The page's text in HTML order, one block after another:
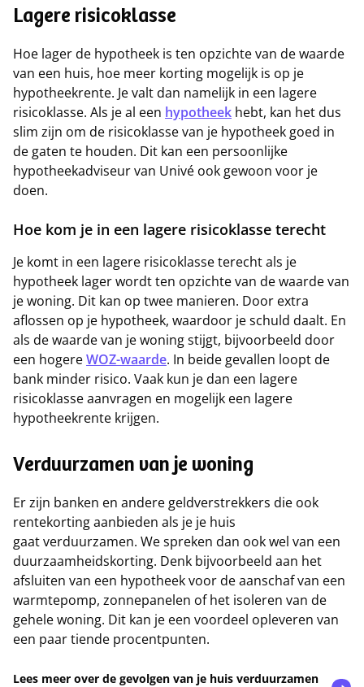
Lagere risicoklasse
Hoe lager de hypotheek is ten opzichte van de waarde
van een huis, hoe meer korting mogelijk is op je
hypotheekrente. Je valt dan namelijk in een lagere
risicoklasse. Als je al een hypotheek hebt, kan het dus
slim zijn om de risicoklasse van je hypotheek goed in
de gaten te houden. Dit kan een persoonlijke
hypotheekadviseur van Univé ook gewoon voor je
doen.
Hoe kom je in een lagere risicoklasse terecht
Je komt in een lagere risicoklasse terecht als je
hypotheek lager wordt ten opzichte van de waarde van
je woning. Dit kan op twee manieren. Door extra
aflossen op je hypotheek, waardoor je schuld daalt. En
als de waarde van je woning stijgt, bijvoorbeeld door
een hogereWOZ-waarde. In beide gevallen loopt de
bank minder risico. Vaak kun je dan een lagere
risicoklasse aanvragen en mogelijk een lagere
hypotheekrente krijgen.
Verduurzamen van je woning
Er zijn banken en andere geldverstrekkers die ook
rentekorting aanbieden als je je huis
gaat verduurzamen. We spreken dan ook wel van een
duurzaamheidskorting. Denk bijvoorbeeld aan het
afsluiten van een hypotheek voor de aanschaf van een
warmtepomp, zonnepanelen of het isoleren van de
gehele woning. Dit kan je een voordeel opleveren van
een paar tiende procentpunten.
Lees meer over de gevolgen van je huis verduurzamen